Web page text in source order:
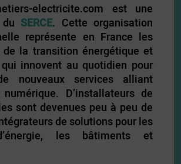
electricite.com est une
SERCE. Cette organisation
représente en France les
de la transition énergétique et
innovent au quotidien pour
nouveaux services alliant
D’installateurs de
sont devenues peu à peu de
de solutions pour les
les bâtiments et